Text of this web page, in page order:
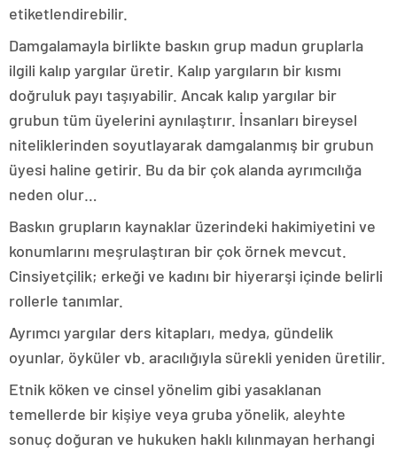
etiketlendirebilir.
Damgalamayla birlikte baskın grup madun gruplarla
ilgili kalıp yargılar üretir. Kalıp yargıların bir kısmı
doğruluk payı taşıyabilir. Ancak kalıp yargılar bir
grubun tüm üyelerini aynılaştırır. İnsanları bireysel
niteliklerinden soyutlayarak damgalanmış bir grubun
üyesi haline getirir. Bu da bir çok alanda ayrımcılığa
neden olur…
Baskın grupların kaynaklar üzerindeki hakimiyetini ve
konumlarını meşrulaştıran bir çok örnek mevcut.
Cinsiyetçilik; erkeği ve kadını bir hiyerarşi içinde belirli
rollerle tanımlar.
Ayrımcı yargılar ders kitapları, medya, gündelik
oyunlar, öyküler vb. aracılığıyla sürekli yeniden üretilir.
Etnik köken ve cinsel yönelim gibi yasaklanan
temellerde bir kişiye veya gruba yönelik, aleyhte
sonuç doğuran ve hukuken haklı kılınmayan herhangi